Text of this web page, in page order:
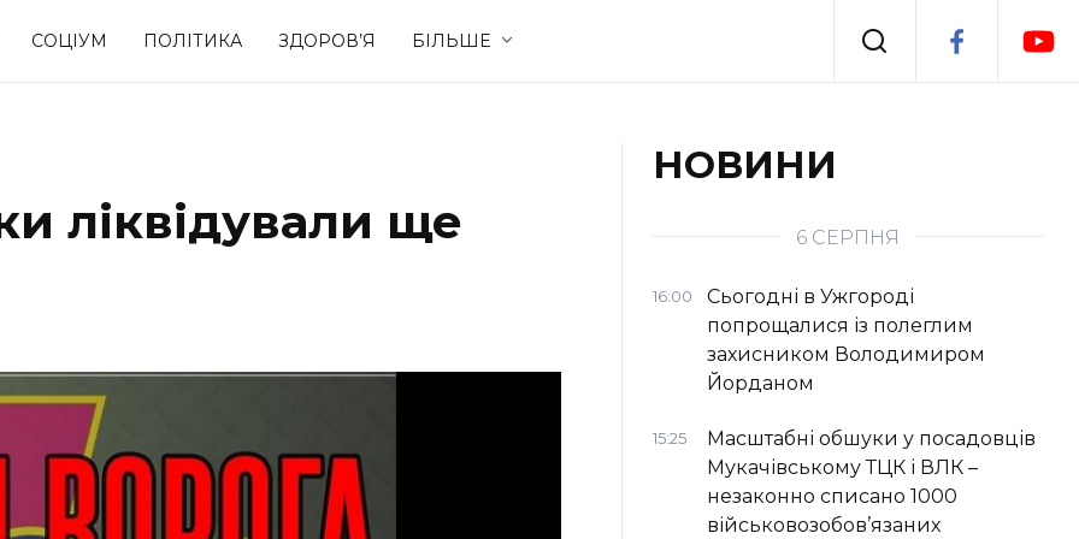
СОЦІУМ ПОЛІТИКА ЗДОРОВ’Я БІЛЬШЕ
Події
Спорт Стиль життя
ліквідували ще
НОВИНИ
6 СЕРПНЯ
16:00
Сьогодні в Ужгороді
попрощалися із полеглим
захисником Володимиром
Йорданом
15:25
Масштабні обшуки у посадовців
Мукачівському ТЦК і ВЛК –
незаконно списано 1000
військовозобов’язаних